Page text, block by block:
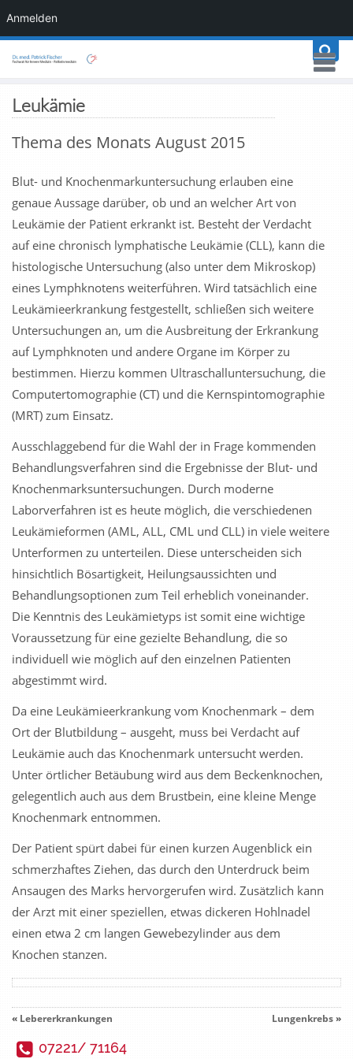
Anmelden
Leukämie
Thema des Monats August 2015
Blut- und Knochenmarkuntersuchung erlauben eine
genaue Aussage darüber, ob und an welcher Art von
Leukämie der Patient erkrankt ist. Besteht der Verdacht
auf eine chronisch lymphatische Leukämie (CLL), kann die
histologische Untersuchung (also unter dem Mikroskop)
eines Lymphknotens weiterführen. Wird tatsächlich eine
Leukämieerkrankung festgestellt, schließen sich weitere
Untersuchungen an, um die Ausbreitung der Erkrankung
auf Lymphknoten und andere Organe im Körper zu
bestimmen. Hierzu kommen Ultraschalluntersuchung, die
Computertomographie (CT) und die Kernspintomographie
(MRT) zum Einsatz.
Ausschlaggebend für die Wahl der in Frage kommenden
Behandlungsverfahren sind die Ergebnisse der Blut- und
Knochenmarksuntersuchungen. Durch moderne
Laborverfahren ist es heute möglich, die verschiedenen
Leukämieformen (AML, ALL, CML und CLL) in viele weitere
Unterformen zu unterteilen. Diese unterscheiden sich
hinsichtlich Bösartigkeit, Heilungsaussichten und
Behandlungsoptionen zum Teil erheblich voneinander.
Die Kenntnis des Leukämietyps ist somit eine wichtige
Voraussetzung für eine gezielte Behandlung, die so
individuell wie möglich auf den einzelnen Patienten
abgestimmt wird.
Da eine Leukämieerkrankung vom Knochenmark – dem
Ort der Blutbildung – ausgeht, muss bei Verdacht auf
Leukämie auch das Knochenmark untersucht werden.
Unter örtlicher Betäubung wird aus dem Beckenknochen,
gelegentlich auch aus dem Brustbein, eine kleine Menge
Knochenmark entnommen.
Der Patient spürt dabei für einen kurzen Augenblick ein
schmerzhaftes Ziehen, das durch den Unterdruck beim
Ansaugen des Marks hervorgerufen wird. Zusätzlich kann
der Arzt mit einer speziellen, etwas dickeren Hohlnadel
einen etwa 2 cm langen Gewebezylinder aus dem
Knochen stanzen.
« Lebererkrankungen Lungenkrebs»
07221/ 71164